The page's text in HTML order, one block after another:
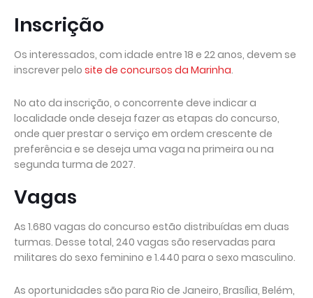
Inscrição
Os interessados, com idade entre 18 e 22 anos, devem se
inscrever pelo site de concursos da Marinha.
No ato da inscrição, o concorrente deve indicar a
localidade onde deseja fazer as etapas do concurso,
onde quer prestar o serviço em ordem crescente de
preferência e se deseja uma vaga na primeira ou na
segunda turma de 2027.
Vagas
As 1.680 vagas do concurso estão distribuídas em duas
turmas. Desse total, 240 vagas são reservadas para
militares do sexo feminino e 1.440 para o sexo masculino.
As oportunidades são para Rio de Janeiro, Brasília, Belém,